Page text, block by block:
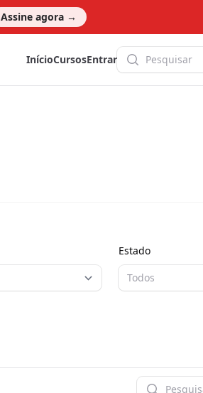
Assine agora →
InícioCursosEntrarPesquisa global
Estado
Todos
Pesquisar